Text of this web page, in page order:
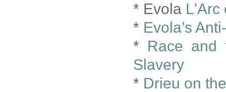
* Evola L'Arc
* Evola’s
* Race and
Slavery
* Drieu on